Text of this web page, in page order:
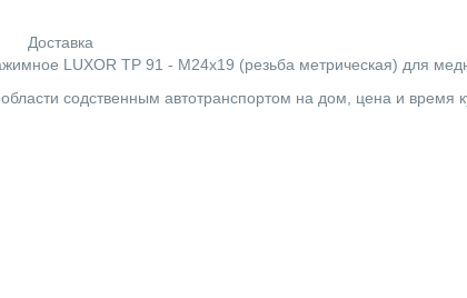
Доставка
LUXOR TP 91 - М24x19 (резьба метрическая) для
содственным автотранспортом на дом, цена и время